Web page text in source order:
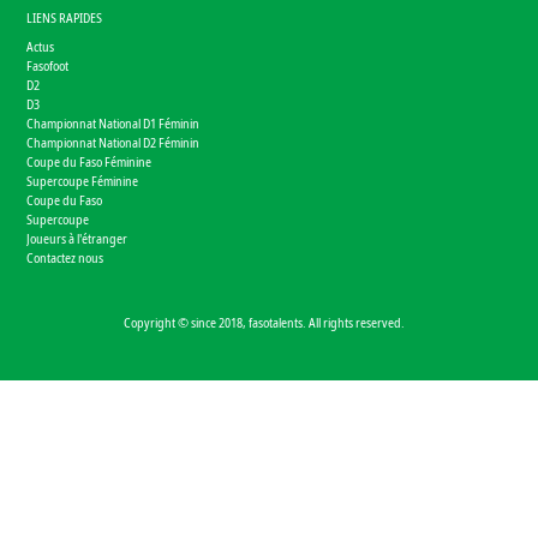
LIENS RAPIDES
Actus
Fasofoot
D2
D3
Championnat National D1 Féminin
Championnat National D2 Féminin
Coupe du Faso Féminine
Supercoupe Féminine
Coupe du Faso
Supercoupe
Joueurs à l'étranger
Contactez nous
Copyright © since 2018, fasotalents. All rights reserved.